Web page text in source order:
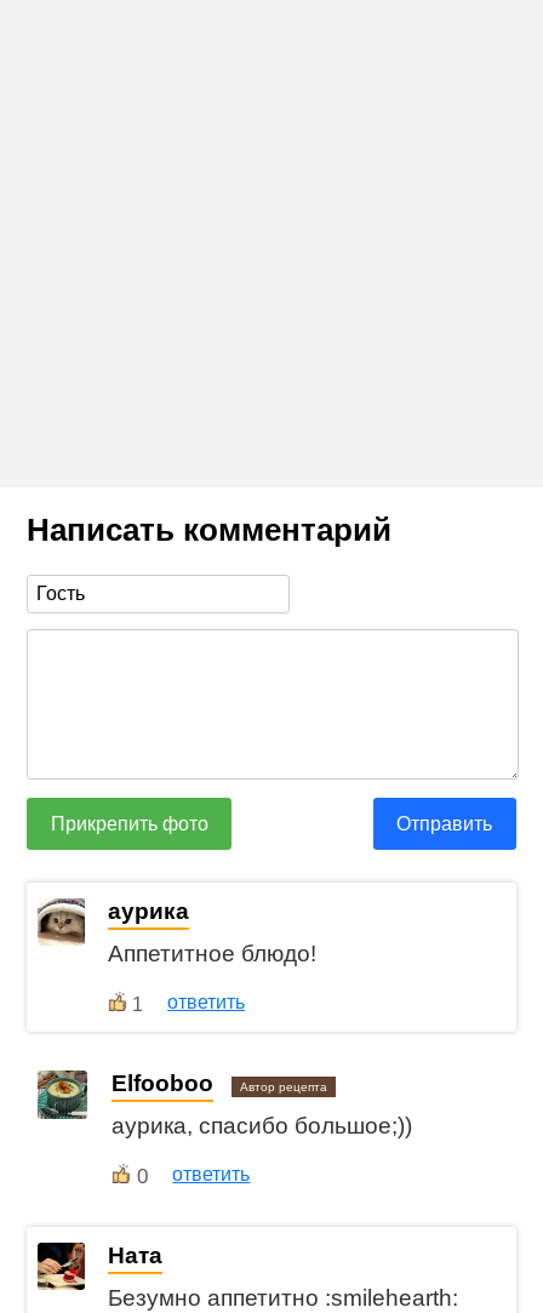
Написать комментарий
Прикрепить фото Отправить
aурика
Аппетитное блюдо!
1 ответить
Elfooboo Автор рецепта
aурика, спасибо большое;))
0 ответить
Ната
Безумно аппетитно :smilehearth: